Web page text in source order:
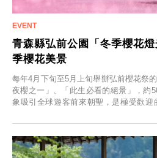
青森縣弘前公園「冬季櫻花
季櫻花美景
每年4月下旬至5月上旬舉辦弘前櫻花祭
夜櫻之一」、「此生必看的絕景」，約
象吸引全球遊客前來朝聖，是極受歡
「冬季櫻花燈光秀」。